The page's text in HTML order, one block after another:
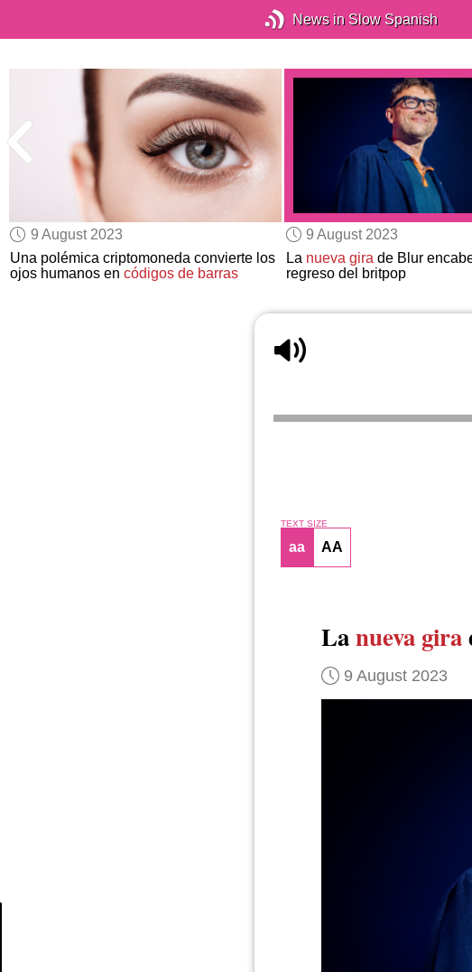
News in Slow Spanish
9 August 2023
Una polémica criptomoneda convierte los
ojos humanos encódigos de barras
9 August 2023
La nueva girade Blur
regreso del britpop
TEXT SIZE
aa AA
Lanueva gira
9 August 2023